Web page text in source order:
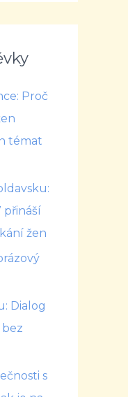
Proč
témat
přináší
žen
Dialog
s